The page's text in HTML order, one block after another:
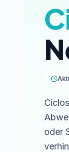
oder